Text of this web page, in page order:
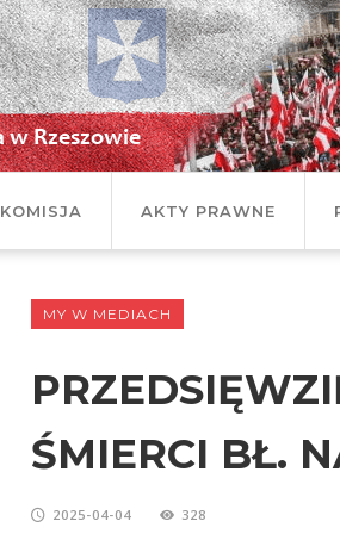
KOMISJA AKTY PRAWNE
MY W MEDIACH
ŚMIERCI BŁ.
2025-04-04 328